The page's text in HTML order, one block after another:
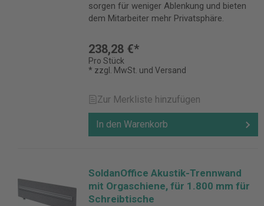
sorgen für weniger Ablenkung und bieten
dem Mitarbeiter mehr Privatsphäre.
238,28 €*
Pro Stück
* zzgl. MwSt. und Versand
Zur Merkliste hinzufügen
In den Warenkorb
SoldanOffice Akustik-Trennwand
mit Orgaschiene, für 1.800 mm für
Schreibtische